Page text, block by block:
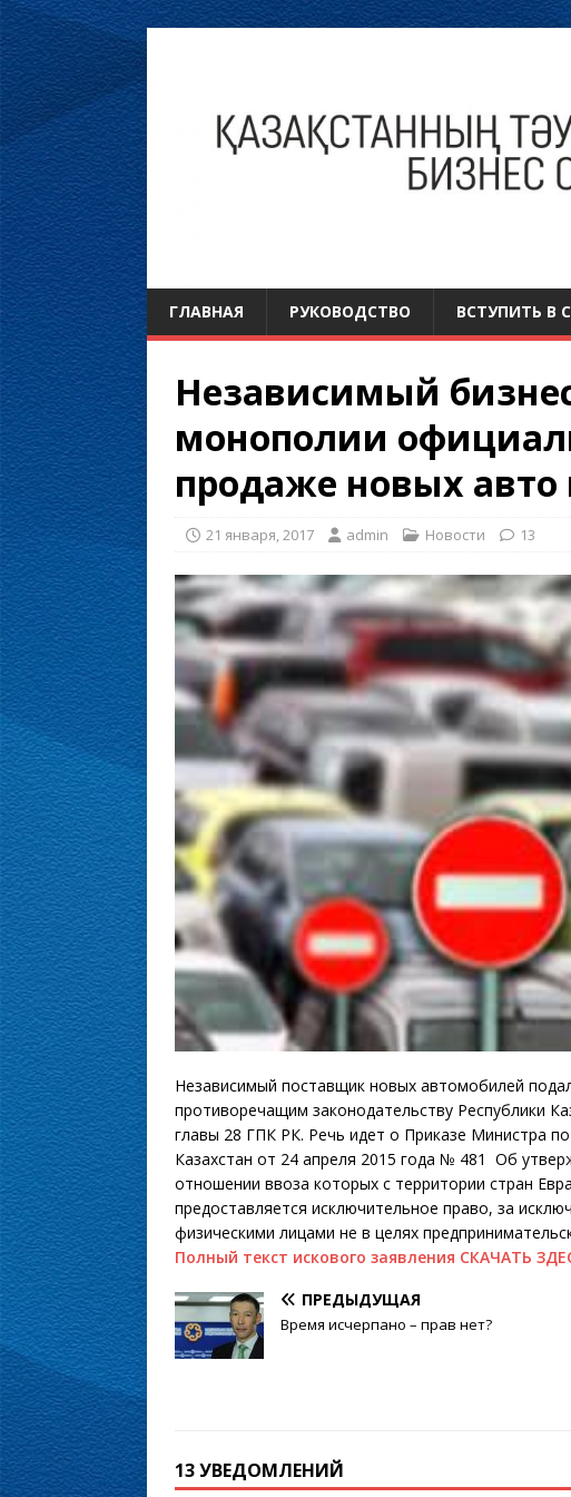
ГЛАВНАЯ РУКОВОДСТВО ВСТУПИТЬ В
Независимый
монополии
продаже новых авто
21 января, 2017 admin Новости 13
Независимый поставщик новых автомобилей
противоречащим законодательству Республики
главы 28 ГПК РК. Речь идет о Приказе Министра
Казахстан от 24 апреля 2015 года № 481 Об
отношении ввоза которых с территории стран
предоставляется исключительное право, за
физическими лицами не в целях
Полный текст искового заявления СКАЧАТЬ
ПРЕДЫДУЩАЯ
Время исчерпано – прав нет?
13 УВЕДОМЛЕНИЙ